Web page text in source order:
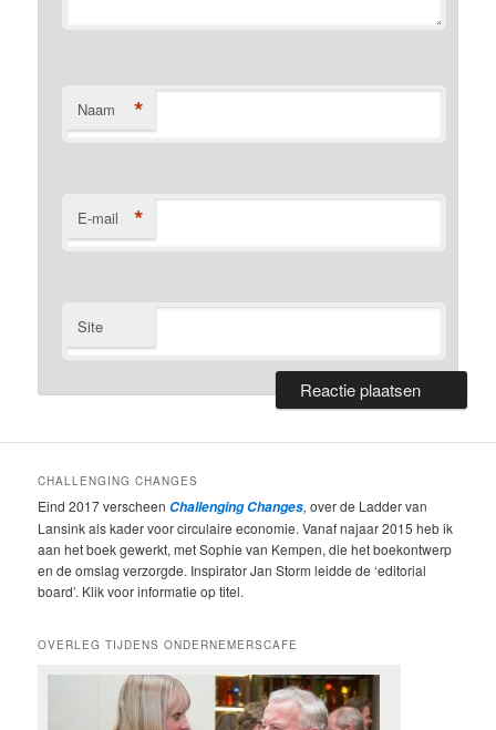
Naam *
E-mail *
Site
CHALLENGING CHANGES
Eind 2017 verscheen Challenging Changes, over de Ladder van
Lansink als kader voor circulaire economie. Vanaf najaar 2015 heb ik
aan het boek gewerkt, met Sophie van Kempen, die het boekontwerp
en de omslag verzorgde. Inspirator Jan Storm leidde de ‘editorial
board’. Klik voor informatie op titel.
OVERLEG TIJDENS ONDERNEMERSCAFE